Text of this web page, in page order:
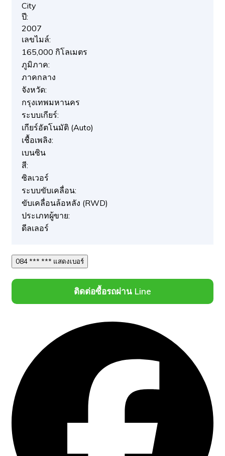
City
ปี:
2007
เลขไมล์:
165,000 กิโลเมตร
ภูมิภาค:
ภาคกลาง
จังหวัด:
กรุงเทพมหานคร
ระบบเกียร์:
เกียร์อัตโนมัติ (Auto)
เชื้อเพลิง:
เบนซิน
สี:
ซิลเวอร์
ระบบขับเคลื่อน:
ขับเคลื่อนล้อหลัง (RWD)
ประเภทผู้ขาย:
ดีลเลอร์
084 *** *** แสดงเบอร์
ติดต่อซื้อรถผ่าน Line